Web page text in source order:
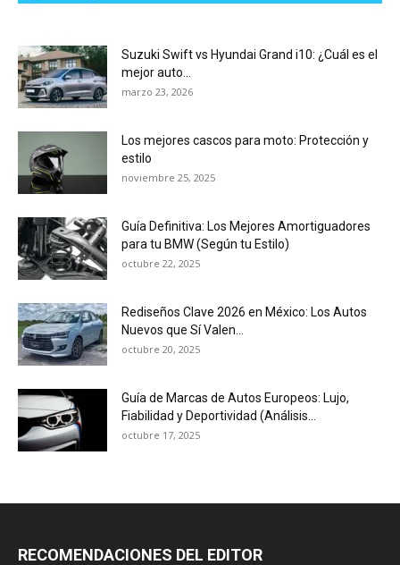
Suzuki Swift vs Hyundai Grand i10: ¿Cuál es el
mejor auto...
marzo 23, 2026
Los mejores cascos para moto: Protección y
estilo
noviembre 25, 2025
Guía Definitiva: Los Mejores Amortiguadores
para tu BMW (Según tu Estilo)
octubre 22, 2025
Rediseños Clave 2026 en México: Los Autos
Nuevos que Sí Valen...
octubre 20, 2025
Guía de Marcas de Autos Europeos: Lujo,
Fiabilidad y Deportividad (Análisis...
octubre 17, 2025
RECOMENDACIONES DEL EDITOR